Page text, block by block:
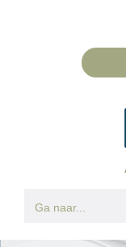
Ga naar...